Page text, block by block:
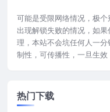
可能是受限网络情况，极
出现解锁失败的情况，如
理，本站不会坑任何人一
制性，可传播性，一旦生效
热门下载